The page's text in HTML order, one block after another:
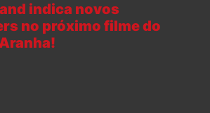
indica novos
no próximo filme do